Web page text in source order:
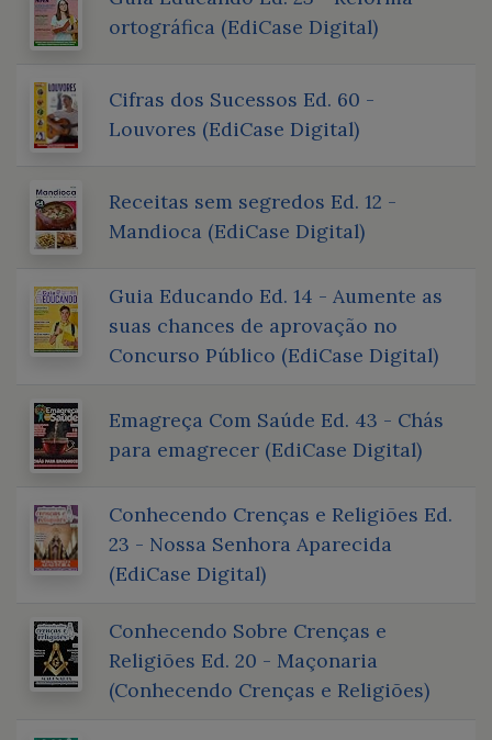
ortográfica (EdiCase Digital)
Cifras dos Sucessos Ed. 60 -
Louvores (EdiCase Digital)
Receitas sem segredos Ed. 12 -
Mandioca (EdiCase Digital)
Guia Educando Ed. 14 - Aumente as
suas chances de aprovação no
Concurso Público (EdiCase Digital)
Emagreça Com Saúde Ed. 43 - Chás
para emagrecer (EdiCase Digital)
Conhecendo Crenças e Religiões Ed.
23 - Nossa Senhora Aparecida
(EdiCase Digital)
Conhecendo Sobre Crenças e
Religiões Ed. 20 - Maçonaria
(Conhecendo Crenças e Religiões)